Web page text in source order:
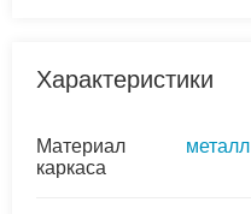
Характеристики
Материал
каркаса
металл